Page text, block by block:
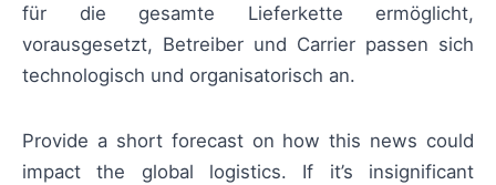
für die gesamte Lieferkette ermöglicht,
vorausgesetzt, Betreiber und Carrier passen sich
technologisch und organisatorisch an.
Provide a short forecast on how this news could
impact the global logistics. If it’s insignificant